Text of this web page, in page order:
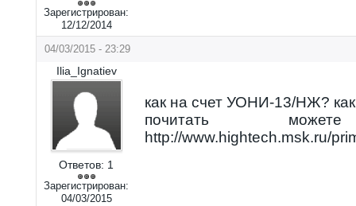
Зарегистрирован:
12/12/2014
04/03/2015 - 23:29
Ilia_Ignatiev
Ответов: 1
Зарегистрирован:
04/03/2015
как на счет УОНИ-13/НЖ? как
почитать
http://www.hightech.msk.ru/